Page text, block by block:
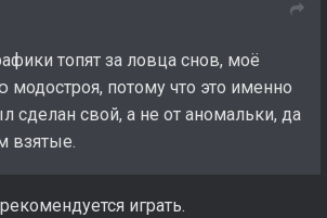
топят за ловца снов, моё
модостроя, потому что это именно
сделан свой, а не от аномальки, да
взятые.
играть.